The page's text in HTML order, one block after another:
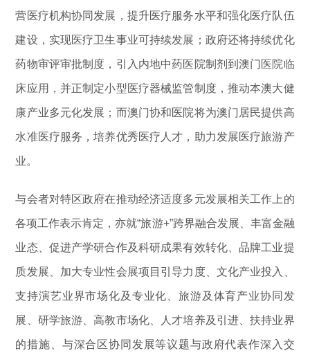
营医疗机构协同发展，提升医疗服务水平和强化医疗队伍
建设，实现医疗卫生事业可持续发展；政府还将持续优化
药物审评审批制度，引入内地中药医院制剂到澳门医院临
床应用，并正制定小型医疗器械监管制度，推动本澳大健
康产业多元化发展；而澳门协和医院将为澳门居民提供高
水准医疗服务，培养优秀医疗人才，助力发展医疗旅游产
业。
与会者对特区政府在推动经济适度多元发展相关工作上的
各项工作表示肯定，亦就“旅游+”跨界融合发展、丰富金融
业态、促进产学研合作及科研成果有效转化、品牌工业提
质发展、加大专业性会展项目引导力度、文化产业投入、
支持演艺业界市场化及专业化、旅游及体育产业协同发
展、研学旅游、高教市场化、人才培养及引进、扶持业界
的措施、与深合区协同发展等议题与政府代表作深入交